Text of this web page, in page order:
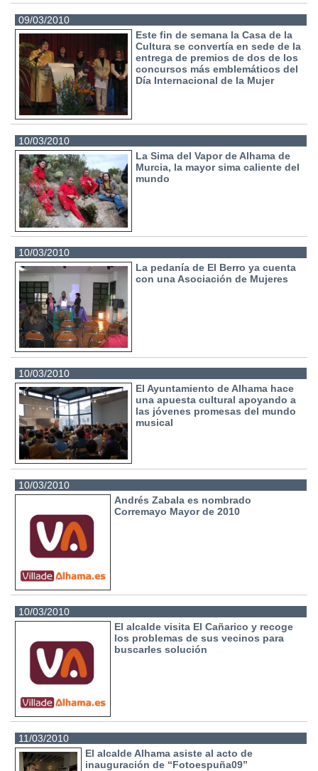
09/03/2010
Este fin de semana la Casa de la
Cultura se convertía en sede de la
entrega de premios de dos de los
concursos más emblemáticos del
Día Internacional de la Mujer
10/03/2010
La Sima del Vapor de Alhama de
Murcia, la mayor sima caliente del
mundo
10/03/2010
La pedanía de El Berro ya cuenta
con una Asociación de Mujeres
10/03/2010
El Ayuntamiento de Alhama hace
una apuesta cultural apoyando a
las jóvenes promesas del mundo
musical
10/03/2010
Andrés Zabala es nombrado
Corremayo Mayor de 2010
10/03/2010
El alcalde visita El Cañarico y recoge
los problemas de sus vecinos para
buscarles solución
11/03/2010
El alcalde Alhama asiste al acto de
inauguración de “Fotoespuña09”